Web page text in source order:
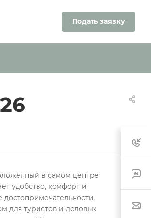
Подать заявку
в самом центре
удобство, комфорт и
достопримечательности,
для туристов и деловых